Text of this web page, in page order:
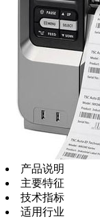
产品说明
主要特征
技术指标
适用行业